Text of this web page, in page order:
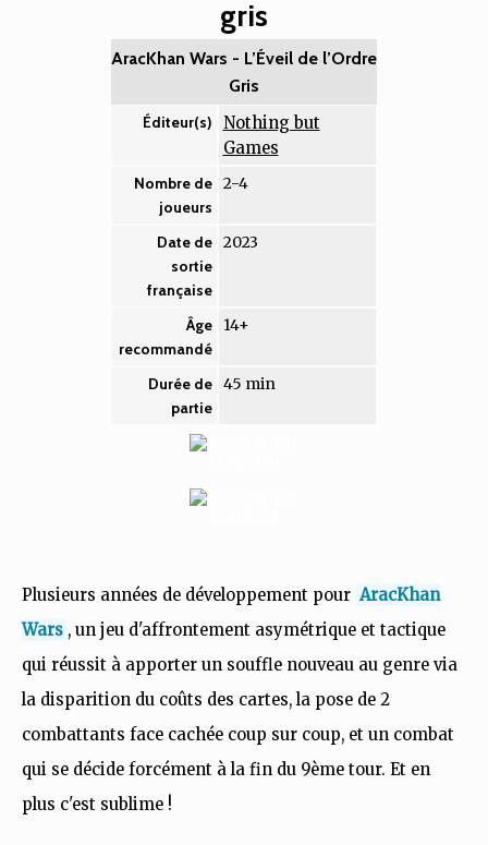
AracKhan Wars - L’Éveil de l’Ordre
Gris
Éditeur(s)
Nothing but
Games
Nombre de
joueurs
2-4
Date de
sortie
française
2023
Âge
recommandé
14+
Durée de
partie
45 min
Plusieurs années de développement pour AracKhan
Wars , un jeu d'affrontement asymétrique et tactique
qui réussit à apporter un souffle nouveau au genre via
la disparition du coûts des cartes, la pose de 2
combattants face cachée coup sur coup, et un combat
qui se décide forcément à la fin du 9ème tour. Et en
plus c'est sublime !